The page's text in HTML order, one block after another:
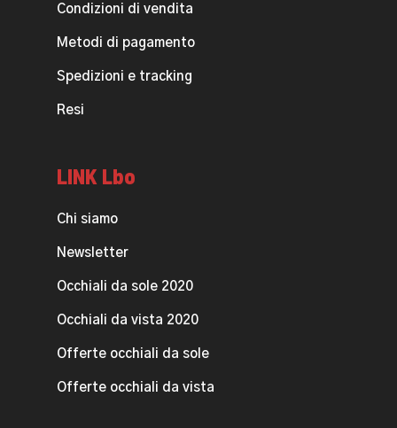
Condizioni di vendita
Metodi di pagamento
Spedizioni e tracking
Resi
LINK Lbo
Chi siamo
Newsletter
Occhiali da sole 2020
Occhiali da vista 2020
Offerte occhiali da sole
Offerte occhiali da vista